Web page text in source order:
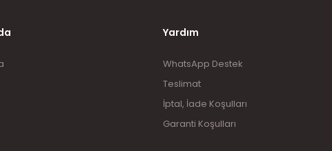
Yardım
WhatsApp Destek
Teslimat
İptal, İade Koşulları
Garanti Koşulları